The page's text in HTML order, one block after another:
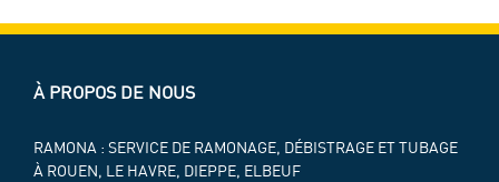
À PROPOS DE NOUS
RAMONA : SERVICE DE RAMONAGE, DÉBISTRAGE ET TUBAGE
À ROUEN, LE HAVRE, DIEPPE, ELBEUF